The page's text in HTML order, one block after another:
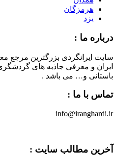
هرمزگان
یزد
درباره ما :
سایت ایرانگردی بزرگترین مرجع
ایران و معرفی جاذبه های
باستانی و… می باشد .
تماس با ما :
info@iranghardi.ir
آخرین مطالب سایت :